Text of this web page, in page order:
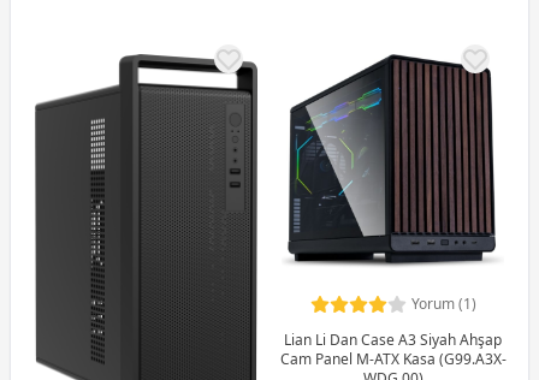
Yorum (1)
Lian Li Dan Case A3 Siyah Ahşap
Cam Panel M-ATX Kasa (G99.A3X-